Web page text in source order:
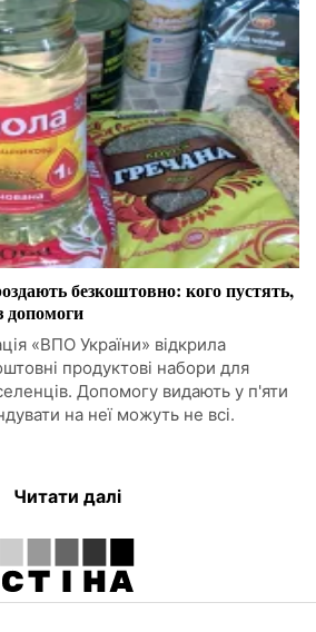
безкоштовно: кого пустять,
допомоги
«ВПО України» відкрила
продуктові набори для
Допомогу видають у п'яти
на неї можуть не всі.
Читати далі